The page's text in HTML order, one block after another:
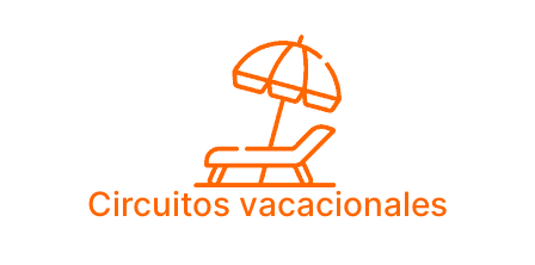
Circuitos vacacionales